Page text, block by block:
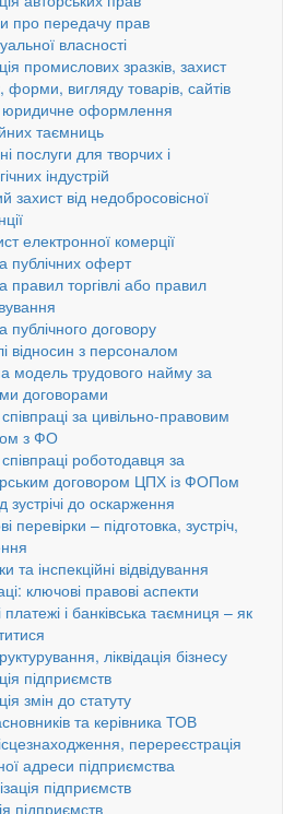
про передачу прав
власності
промислових зразків, захист
форми, вигляду товарів, сайтів
юридичне оформлення
таємниць
послуги для творчих і
індустрій
захист від недобросовісної
електронної комерції
публічних оферт
правил торгівлі або правил
публічного договору
відносин з персоналом
модель трудового найму за
договорами
за цивільно-правовим
з ФО
роботодавця за
договором ЦПХ із ФОПом
зустрічі до оскарження
перевірки – підготовка, зустріч,
та інспекційні відвідування
ключові правові аспекти
платежі і банківська таємниця – як
ліквідація бізнесу
підприємств
змін до статуту
та керівника ТОВ
перереєстрація
адреси підприємства
підприємств
підприємств